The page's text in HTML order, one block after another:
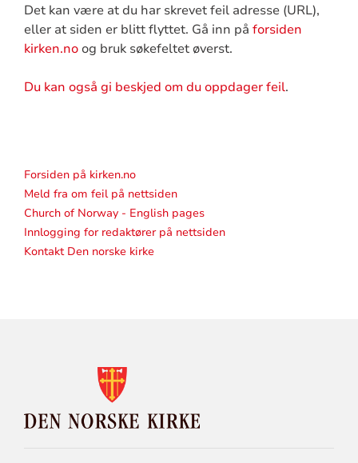
Det kan være at du har skrevet feil adresse (URL),
eller at siden er blitt flyttet. Gå inn på forsiden
kirken.noog bruk søkefeltet øverst.
Du kan også gi beskjed om du oppdager feil.
Forsiden på kirken.no
Meld fra om feil på nettsiden
Church of Norway - English pages
Innlogging for redaktører på nettsiden
Kontakt Den norske kirke
NORSKE
KIRKE